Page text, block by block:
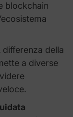
blockchain
differenza della
a diverse